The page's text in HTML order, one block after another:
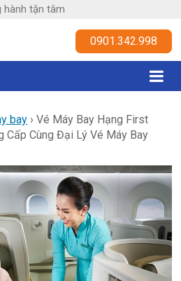
hành tận tâm
0901.342.998
bay ›Vé Máy Bay Hạng First
Cấp Cùng Đại Lý Vé Máy Bay